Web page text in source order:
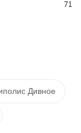
71
Дивное